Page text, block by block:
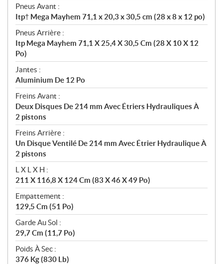
Pneus Avant :
Itp† Mega Mayhem 71,1 x 20,3 x 30,5 cm (28 x 8 x 12 po)
Pneus Arrière :
Itp Mega Mayhem 71,1 X 25,4 X 30,5 Cm (28 X 10 X 12
Po)
Jantes :
Aluminium De 12 Po
Freins Avant :
Deux Disques De 214 mm Avec Étriers Hydrauliques À
2 pistons
Freins Arrière :
Un Disque Ventilé De 214 mm Avec Étrier Hydraulique À
2 pistons
L X L X H :
211 X 116,8 X 124 Cm (83 X 46 X 49 Po)
Empattement :
129,5 Cm (51 Po)
Garde Au Sol :
29,7 Cm (11,7 Po)
Poids À Sec :
376 Kg (830 Lb)